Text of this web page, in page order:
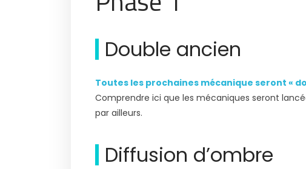
Double ancien
Toutes les prochaines mécanique seront «
Comprendre ici que les mécaniques seront
par ailleurs.
Diffusion d’ombre